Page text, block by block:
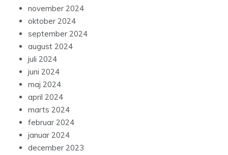
november 2024
oktober 2024
september 2024
august 2024
juli 2024
juni 2024
maj 2024
april 2024
marts 2024
februar 2024
januar 2024
december 2023